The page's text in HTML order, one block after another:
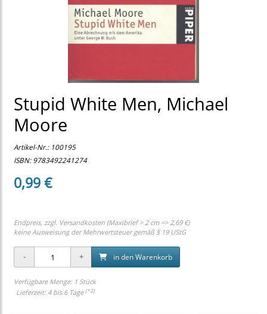
Stupid White Men, Michael
Moore
Artikel-Nr.: 100195
ISBN: 9783492241274
0,99 €
Endpreis, zzgl. Versandkosten (Maxibrief > 2 cm => 2,69 €)
keine Ausweisung der Mehrwertsteuer gemäß § 19 UStG
in den Warenkorb
Verfügbare Menge: 1 Stück
Lieferzeit: 4 bis 6 Tage [*2]